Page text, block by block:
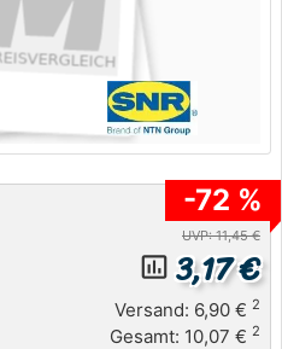
-72 %
UVP: 11,45 €
insert_chart_outlined 3,17 €
Versand: 6,90 € 2
Gesamt: 10,07 € 2